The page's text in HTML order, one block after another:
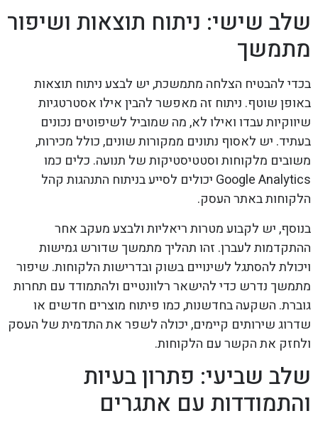
שלב שישי: ניתוח תוצאות ושיפור
מתמשך
בכדי להבטיח הצלחה מתמשכת, יש לבצע ניתוח תוצאות
באופן שוטף. ניתוח זה מאפשר להבין אילו אסטרטגיות
שיווקיות עבדו ואילו לא, מה שמוביל לשיפוטים נכונים
בעתיד. יש לאסוף נתונים ממקורות שונים, כולל מכירות,
משובים מלקוחות וסטטיסטיקות של תנועה. כלים כמו
Google Analytics יכולים לסייע בניתוח התנהגות קהל
הלקוחות באתר העסק.
בנוסף, יש לקבוע מטרות ריאליות ולבצע מעקב אחר
ההתקדמות לעברן. זהו תהליך מתמשך שדורש גמישות
ויכולת להסתגל לשינויים בשוק ובדרישות הלקוחות. שיפור
מתמשך נדרש כדי להישאר רלוונטיים ולהתמודד עם תחרות
גוברת. השקעה בחדשנות, כמו פיתוח מוצרים חדשים או
שדרוג שירותים קיימים, יכולה לשפר את התדמית של העסק
ולחזק את הקשר עם הלקוחות.
שלב שביעי: פתרון בעיות
והתמודדות עם אתגרים